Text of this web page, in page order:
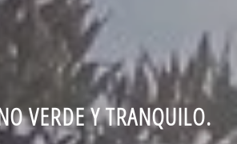
VERDE Y TRANQUILO.